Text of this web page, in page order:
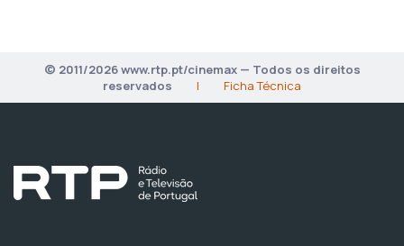
© 2011/2026 www.rtp.pt/cinemax — Todos os direitos
reservados
| Ficha Técnica